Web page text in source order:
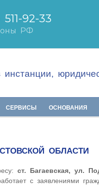
СЕРВИСЫ ОСНОВАНИЯ
ОБЛАСТИ
ст. Багаевская, ул.
с заявлениями